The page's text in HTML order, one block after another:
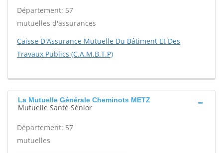
Département: 57
mutuelles d'assurances
Caisse D'Assurance Mutuelle Du Bâtiment Et Des
Travaux Publics (C.A.M.B.T.P)
La Mutuelle Générale Cheminots METZ
Mutuelle Santé Sénior
Département: 57
mutuelles